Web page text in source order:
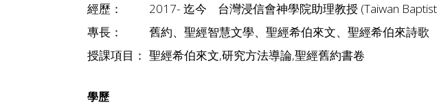
經歷：
2017- 迄今 台灣浸信會神學院助理教授 (Taiwan Baptist
專長：
舊約、聖經智慧文學、聖經希伯來文、聖經希伯來詩歌
授課項目： 聖經希伯來文,研究方法導論,聖經舊約書卷
學歷